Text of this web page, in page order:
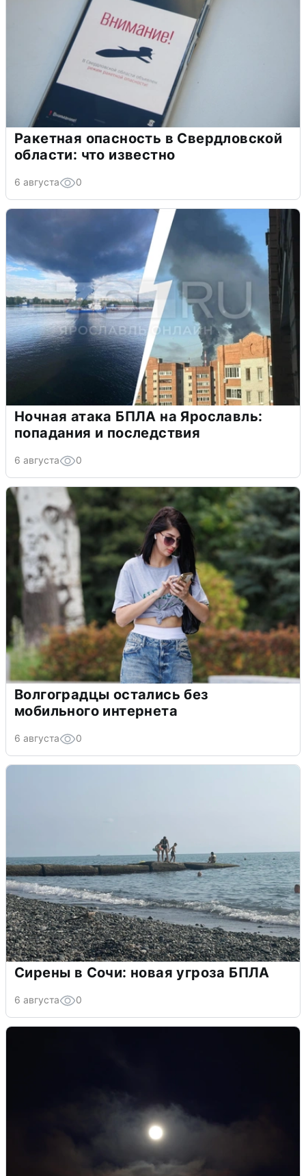
Ракетная опасность в Свердловской
области: что известно
6 августа 0
Ночная атака БПЛА на Ярославль:
попадания и последствия
6 августа 0
Волгоградцы остались без
мобильного интернета
6 августа 0
Сирены в Сочи: новая угроза БПЛА
6 августа 0